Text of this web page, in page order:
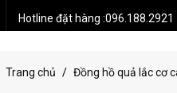
Hotline đặt hàng :096.188.2921
Trang chủ Đồng hồ quả lắc cơ